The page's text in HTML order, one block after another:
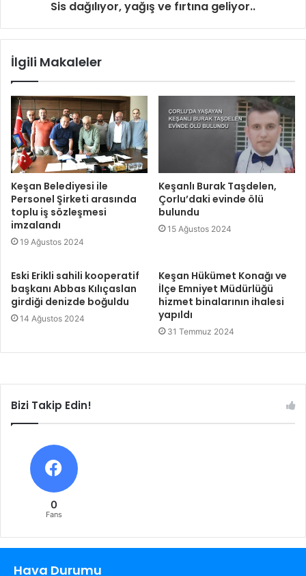
Sis dağılıyor, yağış ve fırtına geliyor..
İlgili Makaleler
Keşan Belediyesi ile
Personel Şirketi arasında
toplu iş sözleşmesi
imzalandı
19 Ağustos 2024
Keşanlı Burak Taşdelen,
Çorlu’daki evinde ölü
bulundu
15 Ağustos 2024
Eski Erikli sahili kooperatif
başkanı Abbas Kılıçaslan
girdiği denizde boğuldu
14 Ağustos 2024
Keşan Hükümet Konağı ve
İlçe Emniyet Müdürlüğü
hizmet binalarının ihalesi
yapıldı
31 Temmuz 2024
Bizi Takip Edin!
0
Fans
Hava Durumu